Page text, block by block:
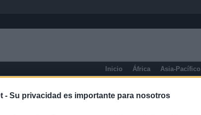
- Su privacidad es importante para nosotros
Inicio África Asia-Pacífico